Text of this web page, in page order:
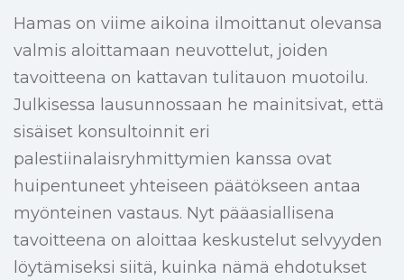
Hamas on viime aikoina ilmoittanut olevansa
valmis aloittamaan neuvottelut, joiden
tavoitteena on kattavan tulitauon muotoilu.
Julkisessa lausunnossaan he mainitsivat, että
sisäiset konsultoinnit eri
palestiinalaisryhmittymien kanssa ovat
huipentuneet yhteiseen päätökseen antaa
myönteinen vastaus. Nyt pääasiallisena
tavoitteena on aloittaa keskustelut selvyyden
löytämiseksi siitä, kuinka nämä ehdotukset